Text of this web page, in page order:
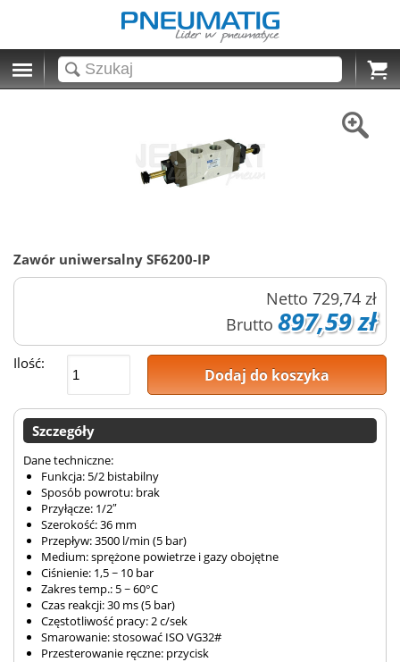
Cart
Zawór uniwersalny SF6200-IP
Netto 729,74 zł
Brutto 897,59 zł
Ilość:
Dodaj do koszyka
Szczegóły
Dane techniczne:
Funkcja: 5/2 bistabilny
Sposób powrotu: brak
Przyłącze: 1/2″
Szerokość: 36 mm
Przepływ: 3500 l/min (5 bar)
Medium: sprężone powietrze i gazy obojętne
Ciśnienie: 1,5 ~ 10 bar
Zakres temp.: 5 ~ 60°C
Czas reakcji: 30 ms (5 bar)
Częstotliwość pracy: 2 c/sek
Smarowanie: stosować ISO VG32#
Przesterowanie ręczne: przycisk